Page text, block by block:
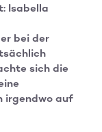
Isabella
bei der
sich die
irgendwo auf